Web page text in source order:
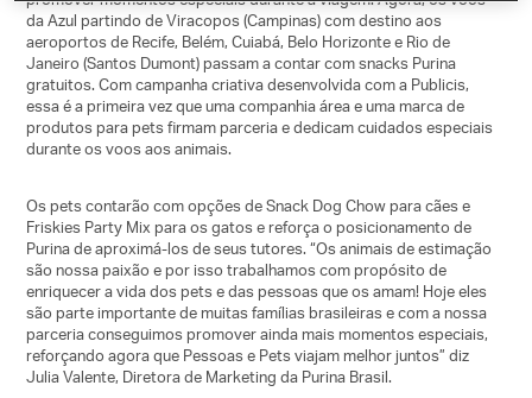
da Azul partindo de Viracopos (Campinas) com destino aos
aeroportos de Recife, Belém, Cuiabá, Belo Horizonte e Rio de
Janeiro (Santos Dumont) passam a contar com snacks Purina
gratuitos. Com campanha criativa desenvolvida com a Publicis,
essa é a primeira vez que uma companhia área e uma marca de
produtos para pets firmam parceria e dedicam cuidados especiais
durante os voos aos animais.
Os pets contarão com opções de Snack Dog Chow para cães e
Friskies Party Mix para os gatos e reforça o posicionamento de
Purina de aproximá-los de seus tutores. “Os animais de estimação
são nossa paixão e por isso trabalhamos com propósito de
enriquecer a vida dos pets e das pessoas que os amam! Hoje eles
são parte importante de muitas famílias brasileiras e com a nossa
parceria conseguimos promover ainda mais momentos especiais,
reforçando agora que Pessoas e Pets viajam melhor juntos” diz
Julia Valente, Diretora de Marketing da Purina Brasil.